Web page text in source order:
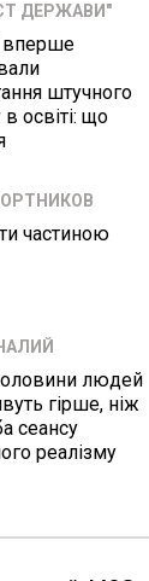
ДЕРЖАВИ"
вперше
штучного
в освіті: що
частиною
людей
гірше, ніж
сеансу
реалізму